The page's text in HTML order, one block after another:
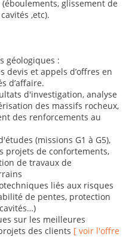
glissement de
,etc).
géologiques :
devis et appels d’offres en
d’affaire.
d'investigation, analyse
des massifs rocheux,
des renforcements au
(missions G1 à G5),
projets de confortements,
de travaux de
liés aux risques
de pentes, protection
sur les meilleures
des clients [ voir l'offre